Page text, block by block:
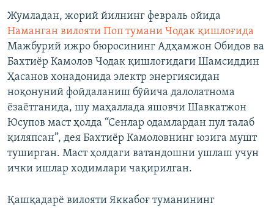
Жумладан, жорий йилнинг февраль ойида
Наманган вилояти Поп тумани Чодак қишлоғида
Мажбурий ижро бюросининг Адҳамжон Обидов ва
Бахтиёр Камолов Чодак қишлоғидаги Шамсиддин
Ҳасанов хонадонида электр энергиясидан
ноқонуний фойдаланиш бўйича далолатнома
ёзаётганида, шу маҳаллада яшовчи Шавкатжон
Юсупов маст ҳолда “Сенлар одамлардан пул талаб
қиляпсан”, дея Бахтиёр Камоловнинг юзига мушт
туширган. Маст ҳолдаги ватандошни ушлаш учун
ички ишлар ходимлари чақирилган.
Қашқадарё вилояти Яккабоғ туманининг